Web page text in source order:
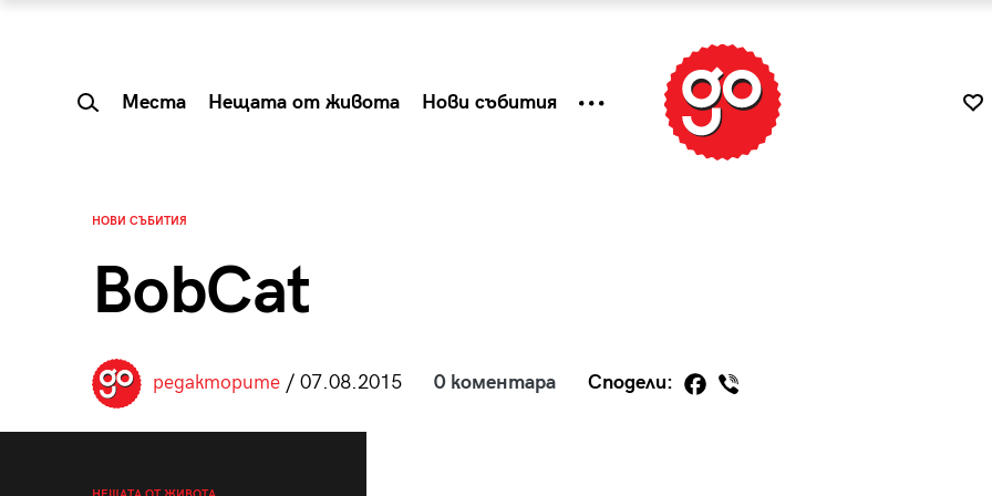
Места Нещата от живота Нови събития
НОВИ СЪБИТИЯ
BobCat
редакторите/ 07.08.2015 0 коментара Сподели: